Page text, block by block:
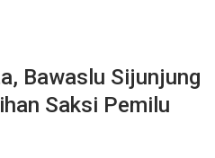
Bawaslu Sijunjung
Saksi Pemilu